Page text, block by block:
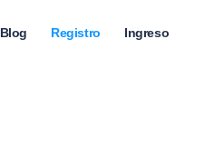
Blog Registro Ingreso